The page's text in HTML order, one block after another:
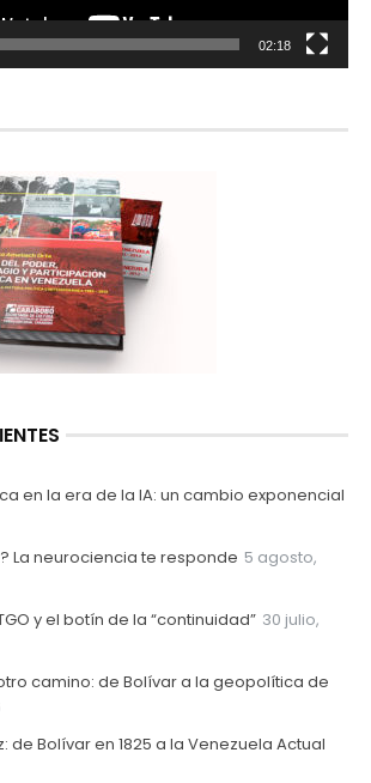
02:18
en la era de la IA: un cambio exponencial
La neurociencia te responde 5 agosto,
y el botín de la “continuidad” 30 julio,
camino: de Bolívar a la geopolítica de
de Bolívar en 1825 a la Venezuela Actual